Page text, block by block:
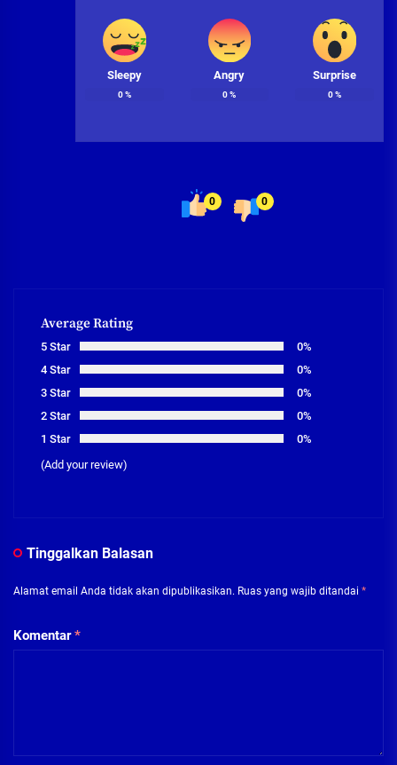
Sleepy
0%
Angry
0%
Surprise
0%
0 0
Average Rating
5 Star
0%
4 Star
0%
3 Star
0%
2 Star
0%
1 Star
0%
(Add your review)
Tinggalkan Balasan
Alamat email Anda tidak akan dipublikasikan. Ruas yang wajib ditandai *
Komentar*